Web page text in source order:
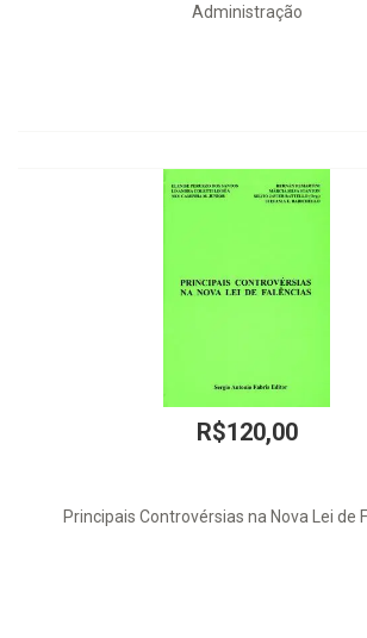
R$160,00
A Filosofia no Século XX